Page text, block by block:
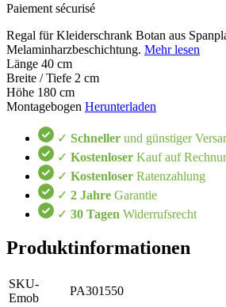
Paiement sécurisé
Regal für Kleiderschrank Botan aus
Melaminharzbeschichtung. Mehr lesen
Länge 40 cm
Breite / Tiefe 2 cm
Höhe 180 cm
Montagebogen Herunterladen
✓ Schneller und günstiger
✓ Kostenloser Kauf auf
✓ Kostenloser Ratenzahlung
✓ 2 Jahre Garantie
✓ 30 Tagen Widerrufsrecht
Produktinformationen
SKU-
Emob
PA301550